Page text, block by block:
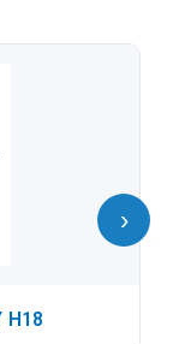
H18
›